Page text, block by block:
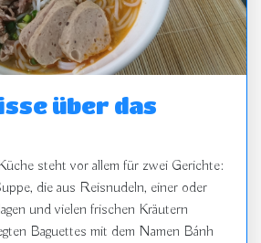
über das
steht vor allem für zwei Gerichte:
die aus Reisnudeln, einer oder
und vielen frischen Kräutern
Baguettes mit dem Namen Bánh